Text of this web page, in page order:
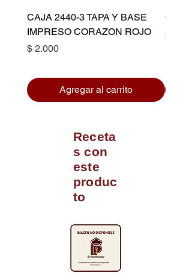
CAJA 2440-3 TAPA Y BASE
IMPRESO CORAZON ROJO
Precio
$ 2.000
Agregar al carrito
Precio
$
Receta
s con
este
produc
to